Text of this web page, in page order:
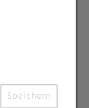
Speichern